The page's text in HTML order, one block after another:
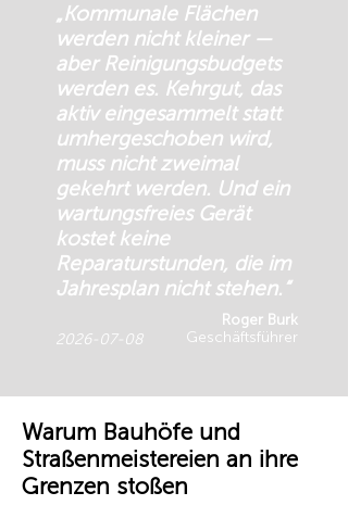
„Kommunale Flächen
werden nicht kleiner —
aber Reinigungsbudgets
werden es. Kehrgut, das
aktiv eingesammelt statt
umhergeschoben wird,
muss nicht zweimal
gekehrt werden. Und ein
wartungsfreies Gerät
kostet keine
Reparaturstunden, die im
Jahresplan nicht stehen.“
2026-07-08
Roger Burk
Geschäftsführer
Warum Bauhöfe und
Straßenmeistereien an ihre
Grenzen stoßen